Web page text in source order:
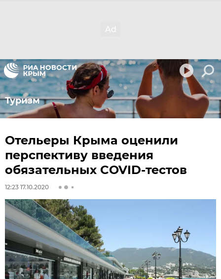
Туризм
Отельеры Крыма оценили
перспективу введения
обязательных COVID-тестов
12:23 17.10.2020